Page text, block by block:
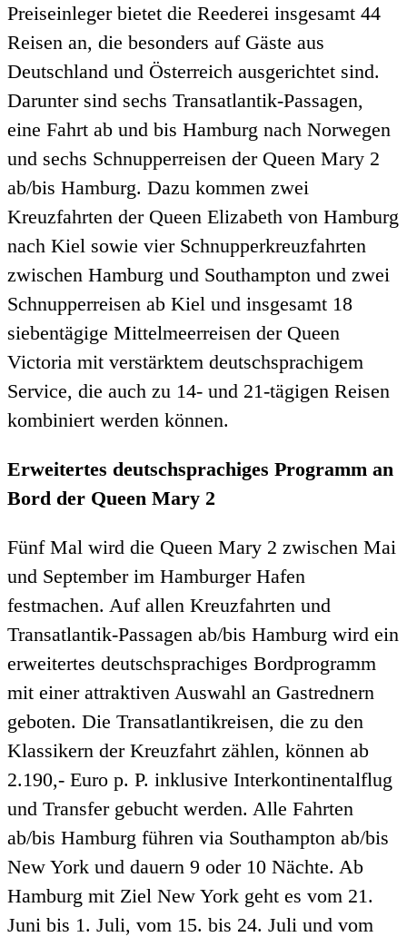
Preiseinleger bietet die Reederei insgesamt 44
Reisen an, die besonders auf Gäste aus
Deutschland und Österreich ausgerichtet sind.
Darunter sind sechs Transatlantik-Passagen,
eine Fahrt ab und bis Hamburg nach Norwegen
und sechs Schnupperreisen der Queen Mary 2
ab/bis Hamburg. Dazu kommen zwei
Kreuzfahrten der Queen Elizabeth von Hamburg
nach Kiel sowie vier Schnupperkreuzfahrten
zwischen Hamburg und Southampton und zwei
Schnupperreisen ab Kiel und insgesamt 18
siebentägige Mittelmeerreisen der Queen
Victoria mit verstärktem deutschsprachigem
Service, die auch zu 14- und 21-tägigen Reisen
kombiniert werden können.
Erweitertes deutschsprachiges Programm an
Bord der Queen Mary 2
Fünf Mal wird die Queen Mary 2 zwischen Mai
und September im Hamburger Hafen
festmachen. Auf allen Kreuzfahrten und
Transatlantik-Passagen ab/bis Hamburg wird ein
erweitertes deutschsprachiges Bordprogramm
mit einer attraktiven Auswahl an Gastrednern
geboten. Die Transatlantikreisen, die zu den
Klassikern der Kreuzfahrt zählen, können ab
2.190,- Euro p. P. inklusive Interkontinentalflug
und Transfer gebucht werden. Alle Fahrten
ab/bis Hamburg führen via Southampton ab/bis
New York und dauern 9 oder 10 Nächte. Ab
Hamburg mit Ziel New York geht es vom 21.
Juni bis 1. Juli, vom 15. bis 24. Juli und vom